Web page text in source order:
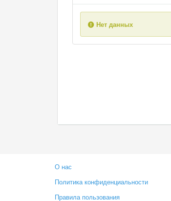
Нет данных
О нас
Политика конфиденциальности
Правила пользования